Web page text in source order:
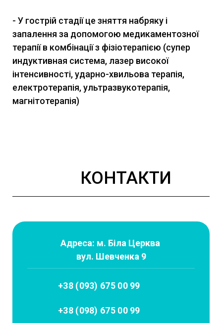
- У гострій стадії це зняття набряку і
запалення за допомогою медикаментозної
терапії в комбінації з фізіотерапією (супер
индуктивная система, лазер високої
інтенсивності, ударно-хвильова терапія,
електротерапія, ультразвукотерапія,
магнітотерапія)
КОНТАКТИ
Адреса: м. Біла Церква
вул. Шевченка 9
+38 (093) 675 00 99
+38 (098) 675 00 99